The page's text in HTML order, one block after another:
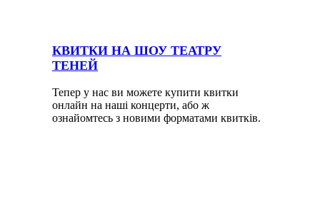
КВИТКИ НА ШОУ ТЕАТРУ
ТЕНЕЙ
Тепер у нас ви можете купити квитки
онлайн на наші концерти, або ж
ознайомтесь з новими форматами квитків.